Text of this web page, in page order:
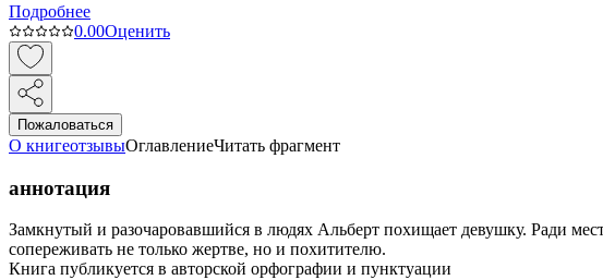
Подробнее
0.00Оценить
Пожаловаться
О книгеотзывыОглавлениеЧитать фрагмент
аннотация
Замкнутый и разочаровавшийся в людях Альберт похищает девушку. Ради
сопереживать не только жертве, но и похитителю.
Книга публикуется в авторской орфографии и пунктуации